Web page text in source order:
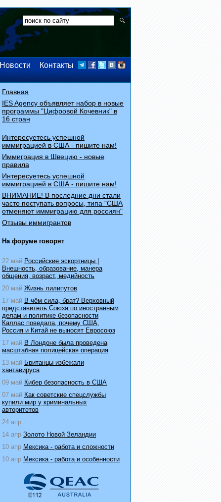
Новости Контакты
Главная
IES Agency объявляет набор в новые
программы "Цифровой Кочевник" в
16 стран
Интересуетесь успешной
иммиграцией в США - пишите нам!
Иммиграция в Швецию - новые
правила
Интересуетесь успешной
иммиграцией в США - пишите нам!
ВНИМАНИЕ! В последние дни стали
часто поступать вопросы, типа "США
отменяют иммиграцию для россиян"
Отзывы иммигрантов
На форуме говорят
22 май Российские эскортницы |
Внешность, образование, манера
общения, возраст, медийность
20 май Жизнь лилипутов
17 май В чём сила, брат? Верховный
представитель Союза по иностранным
делам и политике безопасности
Каллас поведала, почему США,
Россия и Китай не выносят Евросоюз
17 май В Лондоне была проведена
масштабная полицейская операция
13 май Британцы избежали
хантавируса
09 май Кибер безопасность в США
07 май Как советские спецслужбы
купили мир у криминальных
авторитетов
24 апр
14 апр Золото Новой Зеландии
10 апр Мексика - работа и сложности
10 апр Мексика - работа и особенности